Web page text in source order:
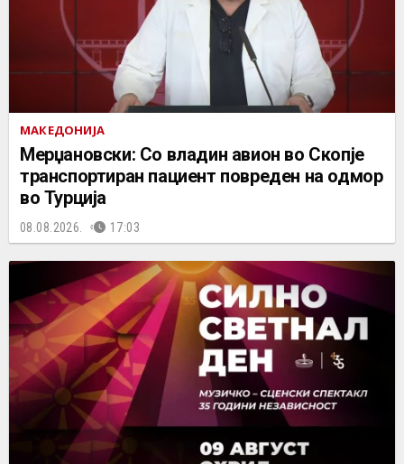
МАКЕДОНИЈА
Мерџановски: Со владин авион во Скопје
транспортиран пациент повреден на одмор
во Турција
08.08.2026. 17:03